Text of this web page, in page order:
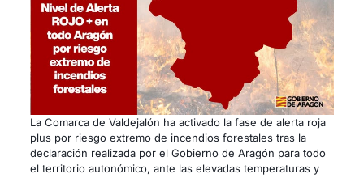
La Comarca de Valdejalón ha activado la fase de alerta roja
plus por riesgo extremo de incendios forestales tras la
declaración realizada por el Gobierno de Aragón para todo
el territorio autonómico, ante las elevadas temperaturas y